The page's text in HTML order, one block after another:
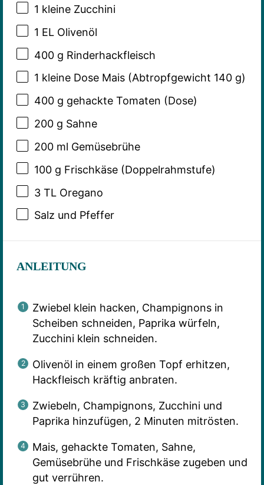
1 kleine Zucchini
1 EL Olivenöl
400 g Rinderhackfleisch
1 kleine Dose Mais (Abtropfgewicht 140 g)
400 g gehackte Tomaten (Dose)
200 g Sahne
200ml Gemüsebrühe
100 g Frischkäse (Doppelrahmstufe)
3TL Oregano
Salz und Pfeffer
ANLEITUNG
Zwiebel klein hacken, Champignons in
Scheiben schneiden, Paprika würfeln,
Zucchini klein schneiden.
Olivenöl in einem großen Topf erhitzen,
Hackfleisch kräftig anbraten.
Zwiebeln, Champignons, Zucchini und
Paprika hinzufügen, 2 Minuten mitrösten.
Mais, gehackte Tomaten, Sahne,
Gemüsebrühe und Frischkäse zugeben und
gut verrühren.